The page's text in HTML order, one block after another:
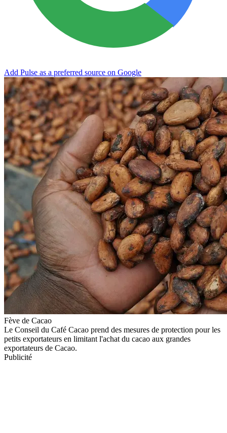
Add Pulse as a preferred source on Google
Fève de Cacao
Le Conseil du Café Cacao prend des mesures de protection pour les
petits exportateurs en limitant l'achat du cacao aux grandes
exportateurs de Cacao.
Publicité